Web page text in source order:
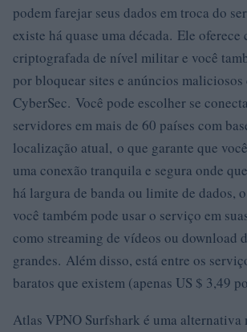
podem farejar seus dados em troca do
existe há quase uma década. Ele oferece
criptografada de nível militar e você
por bloquear sites e anúncios maliciosos
CyberSec. Você pode escolher se
servidores em mais de 60 países com
localização atual, o que garante que
uma conexão tranquila e segura onde
há largura de banda ou limite de dados,
você também pode usar o serviço em
como streaming de vídeos ou download
grandes. Além disso, está entre os
baratos que existem (apenas US $ 3,49
Atlas VPNO Surfshark é uma alternativa